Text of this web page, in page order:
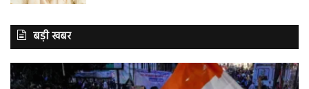
बड़ी खबर